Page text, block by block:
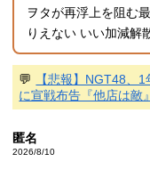
ヲタが再浮上を阻む
りえない いい加減解
💬
【悲報】NGT48、
に宣戦布告『他店は敵
匿名
2026/8/10